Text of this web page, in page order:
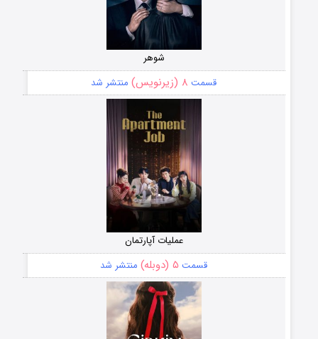
شوهر
قسمت ۸ (زیرنویس) منتشر شد
عملیات آپارتمان
قسمت ۵ (دوبله) منتشر شد